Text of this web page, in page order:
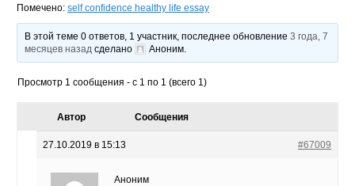
Помечено: self confidence healthy life essay
В этой теме 0 ответов, 1 участник, последнее обновление3 года, 7
месяцев назад сделано Аноним
Просмотр 1 сообщения - с 1 по 1 (всего 1)
Автор Сообщения
27.10.2019 в 15:13 #67009
Аноним